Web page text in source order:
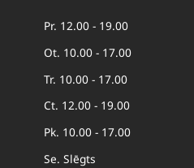
Pr. 12.00 - 19.00
Ot. 10.00 - 17.00
Tr. 10.00 - 17.00
Ct. 12.00 - 19.00
Pk. 10.00 - 17.00
Se. Slēgts